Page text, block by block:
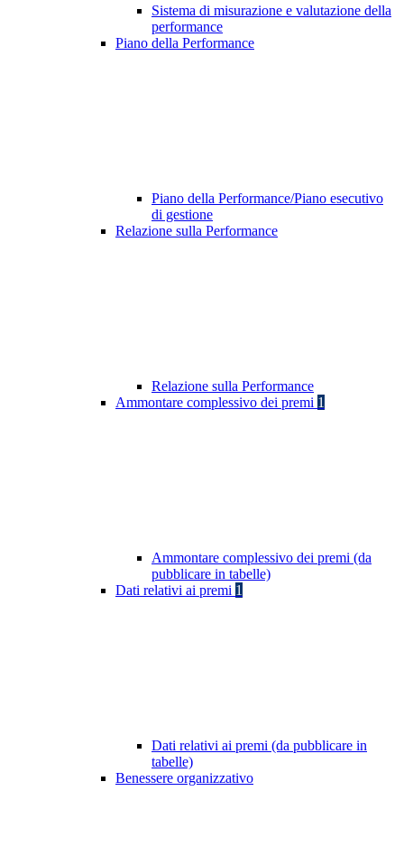
Sistema di misurazione e valutazione della
performance
Piano della Performance
Piano della Performance/Piano esecutivo
di gestione
Relazione sulla Performance
Relazione sulla Performance
Ammontare complessivo dei premi 1
Ammontare complessivo dei premi (da
pubblicare in tabelle)
Dati relativi ai premi 1
Dati relativi ai premi (da pubblicare in
tabelle)
Benessere organizzativo